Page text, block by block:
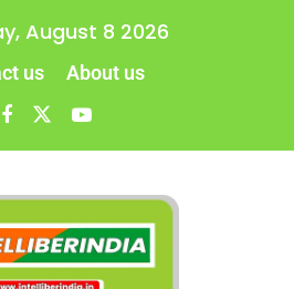
August 8 2026
us About us